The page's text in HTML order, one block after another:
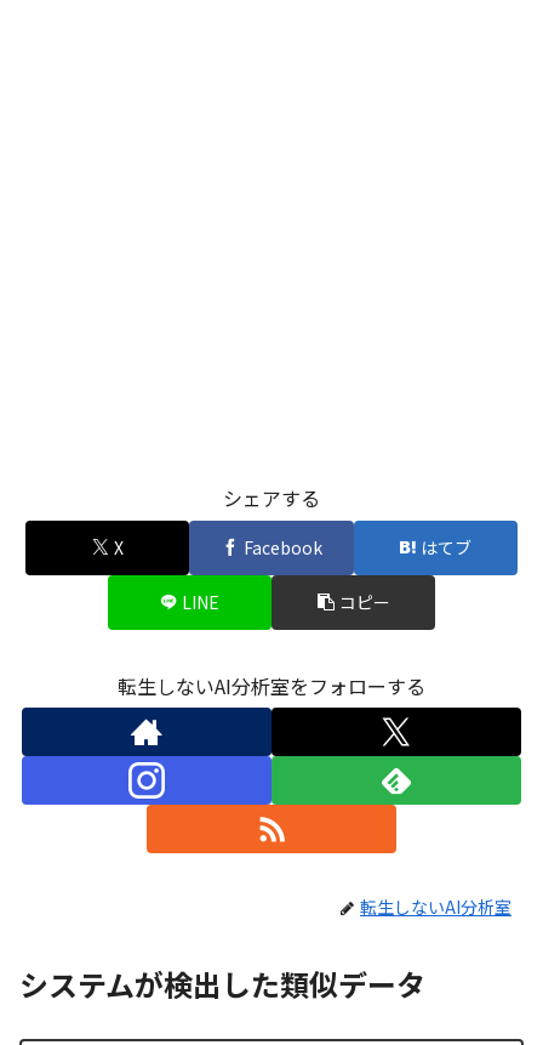
シェアする
X Facebook はてブ
LINE コピー
転生しないAI分析室をフォローする
転生しないAI分析室
システムが検出した類似データ